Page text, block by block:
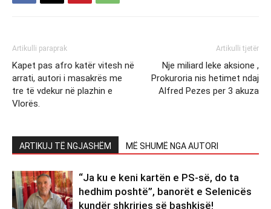
Artikulli paraprak
Kapet pas afro katër vitesh në
arrati, autori i masakrës me
tre të vdekur në plazhin e
Vlorës.
Artikulli tjetër
Nje miliard leke aksione ,
Prokuroria nis hetimet ndaj
Alfred Pezes per 3 akuza
ARTIKUJ TË NGJASHËM MË SHUMË NGA AUTORI
“Ja ku e keni kartën e PS-së, do ta
hedhim poshtë”, banorët e Selenicës
kundër shkrirjes së bashkisë!